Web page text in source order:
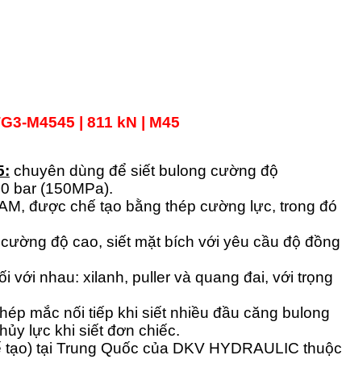
M4545 | 811 kN | M45
chuyên dùng để siết bulong cường độ
bar (150MPa).
được chế tạo bằng thép cường lực, trong đó
độ cao, siết mặt bích với yêu cầu độ đồng
với nhau: xilanh, puller và quang đai, với trọng
mắc nối tiếp khi siết nhiều đầu căng bulong
lực khi siết đơn chiếc.
tại Trung Quốc của DKV HYDRAULIC thuộc